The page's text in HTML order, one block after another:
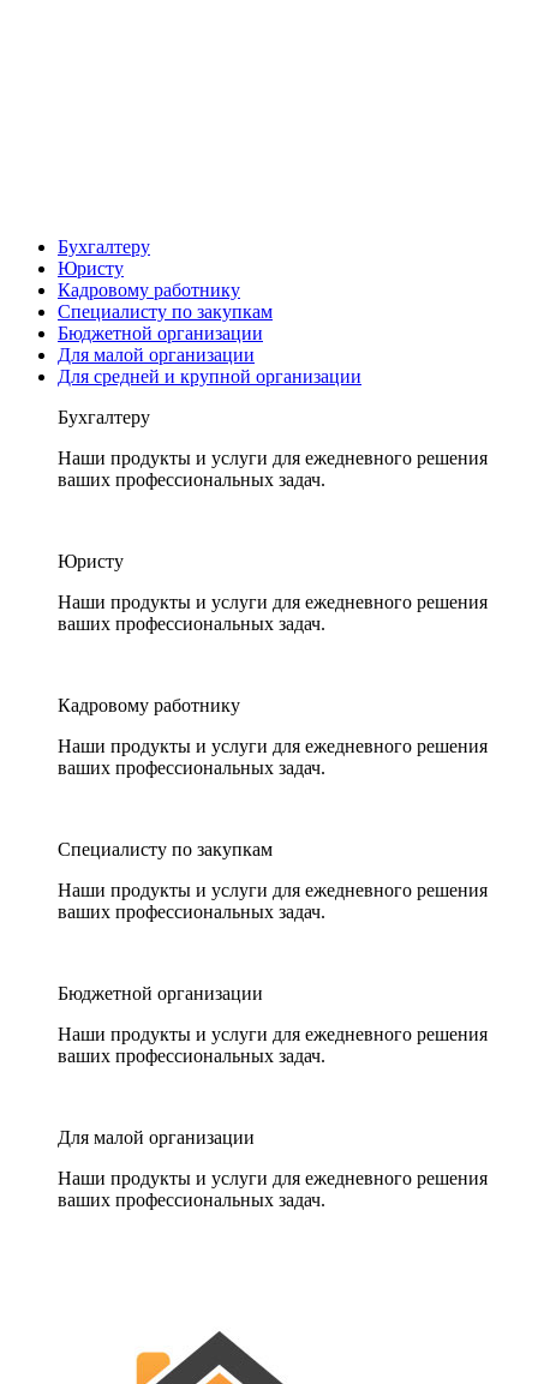
Бухгалтеру
Юристу
Кадровому работнику
Специалисту по закупкам
Бюджетной организации
Для малой организации
Для средней и крупной организации
Бухгалтеру
Наши продукты и услуги для ежедневного решения
ваших профессиональных задач.
Юристу
Наши продукты и услуги для ежедневного решения
ваших профессиональных задач.
Кадровому работнику
Наши продукты и услуги для ежедневного решения
ваших профессиональных задач.
Специалисту по закупкам
Наши продукты и услуги для ежедневного решения
ваших профессиональных задач.
Бюджетной организации
Наши продукты и услуги для ежедневного решения
ваших профессиональных задач.
Для малой организации
Наши продукты и услуги для ежедневного решения
ваших профессиональных задач.